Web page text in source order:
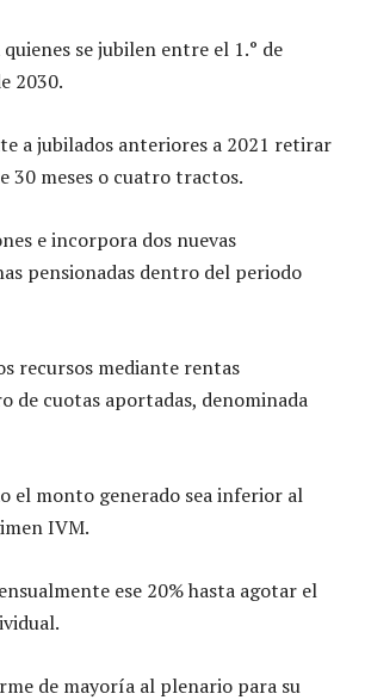
se jubilen entre el 1.° de
2030.
a jubilados anteriores a 2021 retirar
30 meses o cuatro tractos.
e incorpora dos nuevas
pensionadas dentro del periodo
recursos mediante rentas
de cuotas aportadas, denominada
el monto generado sea inferior al
IVM.
ese 20% hasta agotar el
de mayoría al plenario para su